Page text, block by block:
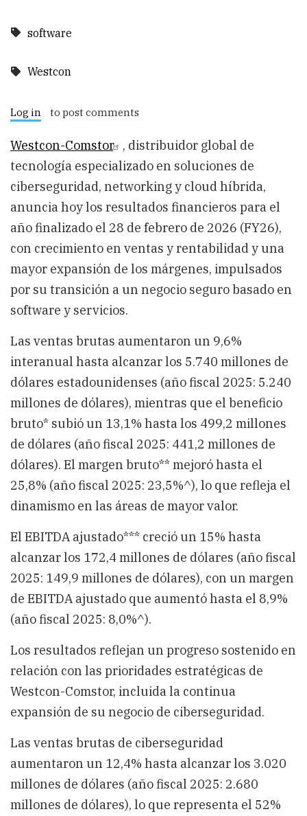
software
Westcon
Log in to post comments
Westcon-Comstor , distribuidor global de
tecnología especializado en soluciones de
ciberseguridad, networking y cloud híbrida,
anuncia hoy los resultados financieros para el
año finalizado el 28 de febrero de 2026 (FY26),
con crecimiento en ventas y rentabilidad y una
mayor expansión de los márgenes, impulsados ​​
por su transición a un negocio seguro basado en
software y servicios.
Las ventas brutas aumentaron un 9,6%
interanual hasta alcanzar los 5.740 millones de
dólares estadounidenses (año fiscal 2025: 5.240
millones de dólares), mientras que el beneficio
bruto* subió un 13,1% hasta los 499,2 millones
de dólares (año fiscal 2025: 441,2 millones de
dólares). El margen bruto** mejoró hasta el
25,8% (año fiscal 2025: 23,5%^), lo que refleja el
dinamismo en las áreas de mayor valor.
El EBITDA ajustado*** creció un 15% hasta
alcanzar los 172,4 millones de dólares (año fiscal
2025: 149,9 millones de dólares), con un margen
de EBITDA ajustado que aumentó hasta el 8,9%
(año fiscal 2025: 8,0%^).
Los resultados reflejan un progreso sostenido en
relación con las prioridades estratégicas de
Westcon-Comstor, incluida la continua
expansión de su negocio de ciberseguridad.
Las ventas brutas de ciberseguridad
aumentaron un 12,4% hasta alcanzar los 3.020
millones de dólares (año fiscal 2025: 2.680
millones de dólares), lo que representa el 52%